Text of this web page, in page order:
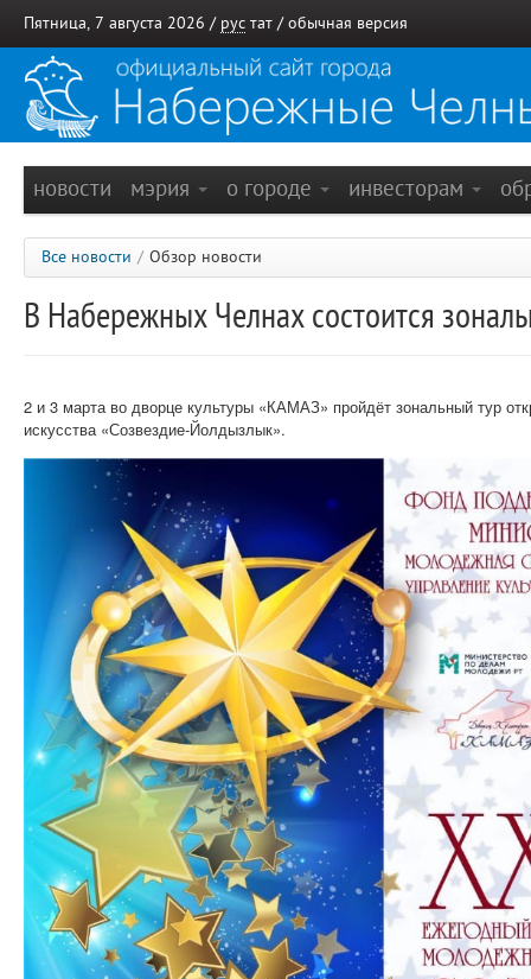
Пятница, 7 августа 2026 / рус тат / обычная версия
новости мэрия о городе инвесторам
Все новости / Обзор новости
В Набережных Челнах состоится
2 и 3 марта во дворце культуры «КАМАЗ» пройдёт зональный тур
искусства «Созвездие-Йолдызлык».